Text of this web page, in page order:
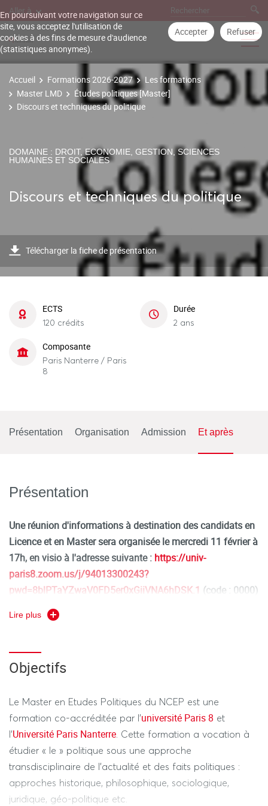
En poursuivant votre navigation sur ce
site, vous acceptez l'utilisation de
cookies à des fins de mesure d'audience
(statistiques anonymes).
Accepter Refuser
Aller à
Accueil Formations 2026-2027
Les formations
Master LMD
Études politiques [Master]
Discours et techniques du politique
DOMAINE : DROIT, ECONOMIE, GESTION, SCIENCES
HUMAINES ET SOCIALES
Discours et techniques du politique
Télécharger la fiche de présentation
ECTS
120 crédits
Durée
2 ans
Composante
Paris Nanterre / Paris
8
Présentation Organisation Admission Et après
Présentation
Une réunion d'informations à destination des candidats en
Licence et en Master sera organisée le mercredi 11 février à
17h, en visio à l'adresse suivante : https://univ-
paris8.zoom.us/j/94013300243?
pwd=8blPTaYZwaV0FD5er0xGiiVNA6hDSK.1 (code : 0000)
L'offre de formation pour la rentrée 2026 est en cours de
2025-2026
Le Master en Etudes Politiques du NCEP est co-
accréditée les universités de Paris 8 et Paris Nanterre.
Cette formation a vocation à étudier « le » politique
autour de deux axes majeurs par une équipe
pédagogique spécialisée et pluridisciplinaire. Les
enseignements du parcours « Discours et techniques du
politique » combinent des approches théoriques axés sur
les recherches les plus récentes, et des enseignements
Lire plus
Objectifs
Le Master en Etudes Politiques du NCEP est une
formation co-accréditée par l’université Paris 8 et
l’Université Paris Nanterre. Cette formation a vocation à
étudier « le » politique sous une approche
transdisciplinaire de l’actualité et des faits politiques :
approches historique, philosophique, sociologique,
juridique, géo-politique etc.